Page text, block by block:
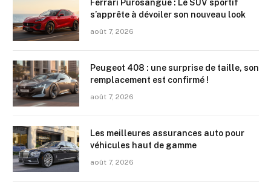
Ferrari Purosangue : Le SUV sportif
s’apprête à dévoiler son nouveau look
août 7, 2026
Peugeot 408 : une surprise de taille, son
remplacement est confirmé !
août 7, 2026
Les meilleures assurances auto pour
véhicules haut de gamme
août 7, 2026